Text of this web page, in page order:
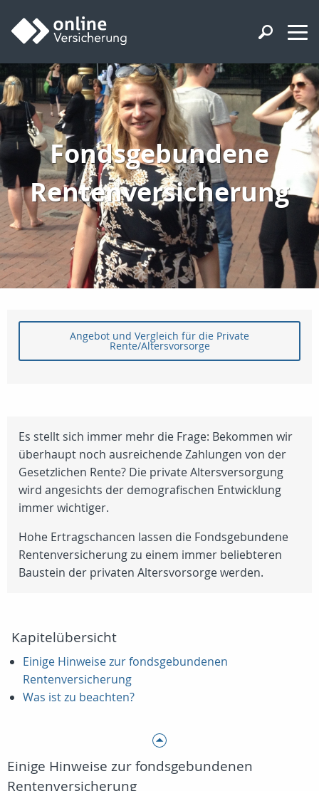
Fondsgebundene
Rentenversicherung
Angebot und Vergleich für die Private
Rente/Altersvorsorge
Es stellt sich immer mehr die Frage: Bekommen wir
überhaupt noch ausreichende Zahlungen von der
Gesetzlichen Rente? Die private Altersversorgung
wird angesichts der demografischen Entwicklung
immer wichtiger.
Hohe Ertragschancen lassen die Fondsgebundene
Rentenversicherung zu einem immer beliebteren
Baustein der privaten Altersvorsorge werden.
Kapitelübersicht
Einige Hinweise zur fondsgebundenen
Rentenversicherung
Was ist zu beachten?
Einige Hinweise zur fondsgebundenen
Rentenversicherung